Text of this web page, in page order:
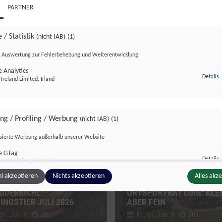
JULI 2026
Juli // 281
ORTSPORTRÄT LOIG:
ABER FEIN
Fr., 31. Juli // 202
PARTNER
/ Statistik (nicht IAB) (1)
Auswertung zur Fehlerbehebung und Weiterentwicklung
Analytics
Ireland Limited, Irland Details
/ Profiling / Werbung (nicht IAB) (1)
Werbung außerhalb unserer Website
GTag
Ireland Limited, Irland Details
Inhalte (nicht IAB) (2)
zusätzlicher Informationen
akzeptieren Nichts akzeptieren Alles